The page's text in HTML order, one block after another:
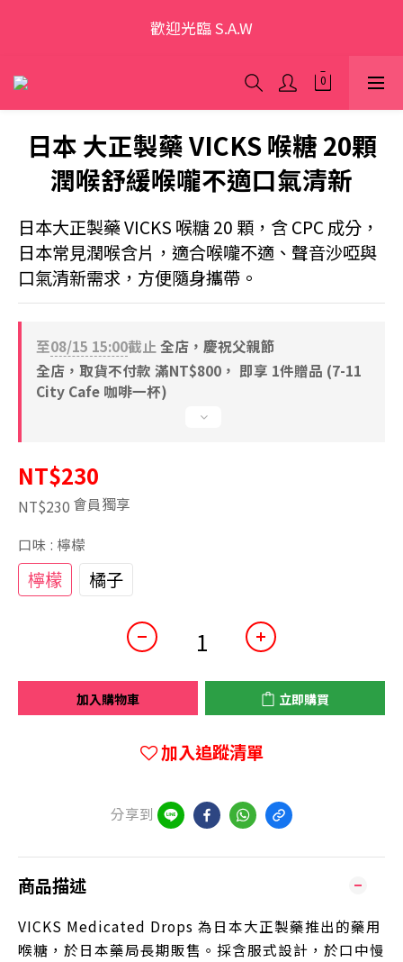
歡迎光臨 S.A.W
加入會員領優惠券(香港地區除外)
本網站為跨境購物平台，顧客消費行為屬「個人進口貨
品範圍」，商品僅限顧客個人使用
歡迎光臨 S.A.W
日本 大正製藥 VICKS 喉糖 20顆
潤喉舒緩喉嚨不適口氣清新
日本大正製藥 VICKS 喉糖 20 顆，含 CPC 成分，
日本常見潤喉含片，適合喉嚨不適、聲音沙啞與
口氣清新需求，方便隨身攜帶。
至08/15 15:00截止 全店，慶祝父親節
全店，取貨不付款 滿NT$800， 即享 1件贈品 (7-11
City Cafe 咖啡一杯)
NT$230
NT$230 會員獨享
口味 : 檸檬
檸檬 橘子
加入購物車 立即購買
加入追蹤清單
分享到
商品描述
VICKS Medicated Drops 為日本大正製藥推出的藥用
喉糖，於日本藥局長期販售。採含服式設計，於口中慢